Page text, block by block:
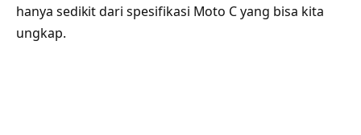
hanya sedikit dari spesifikasi Moto C yang bisa kita
ungkap.